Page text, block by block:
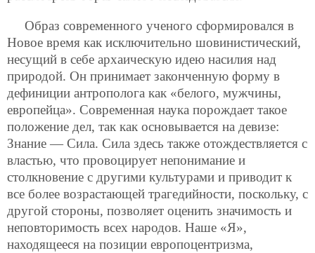
Образ современного ученого сформировался в
Новое время как исключительно шовинистический,
несущий в себе архаическую идею насилия над
природой. Он принимает законченную форму в
дефиниции антрополога как «белого, мужчины,
европейца». Современная наука порождает такое
положение дел, так как основывается на девизе:
Знание — Сила. Сила здесь также отождествляется с
властью, что провоцирует непонимание и
столкновение с другими культурами и приводит к
все более возрастающей трагедийности, поскольку, с
другой стороны, позволяет оценить значимость и
неповторимость всех народов. Наше «Я»,
находящееся на позиции европоцентризма,